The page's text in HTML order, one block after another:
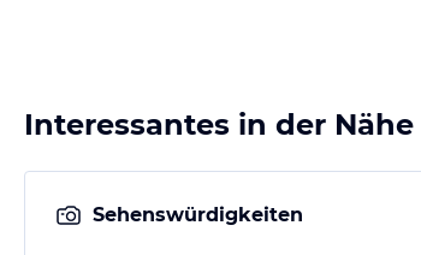
Interessantes in der Nähe
Sehenswürdigkeiten